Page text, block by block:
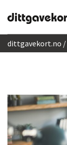
dittgavekort.no